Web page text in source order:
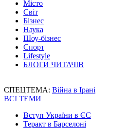
Місто
Світ
Бізнес
Наука
Шоу-бізнес
Спорт
Lifestyle
БЛОГИ ЧИТАЧІВ
СПЕЦТЕМА: Війна в Ірані
ВСІ ТЕМИ
Вступ України в ЄС
Теракт в Барселоні